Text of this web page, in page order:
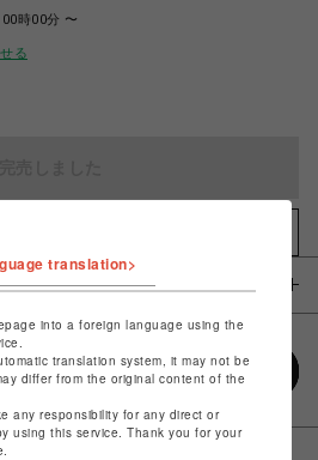
時00分 〜
る
translation>
into a foreign language using the
translation system, it may not be
differ from the original content of the
any responsibility for any direct or
using this service. Thank you for your